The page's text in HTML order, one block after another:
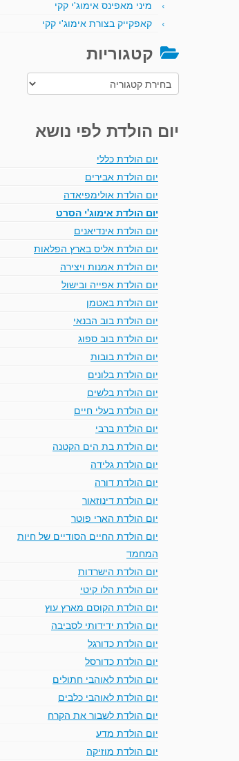
מיני מאפינס אימוג'י קקי
קאפקייק בצורת אימוג'י קקי
קטגוריות
קטגוריות
יום הולדת לפי נושא
יום הולדת כללי
יום הולדת אבירים
יום הולדת אולימפיאדה
יום הולדת אימוג'י הסרט
יום הולדת אינדיאנים
יום הולדת אליס בארץ הפלאות
יום הולדת אמנות ויצירה
יום הולדת אפייה ובישול
יום הולדת באטמן
יום הולדת בוב הבנאי
יום הולדת בוב ספוג
יום הולדת בובות
יום הולדת בלונים
יום הולדת בלשים
יום הולדת בעלי חיים
יום הולדת ברבי
יום הולדת בת הים הקטנה
יום הולדת גלידה
יום הולדת דורה
יום הולדת דינוזאור
יום הולדת הארי פוטר
יום הולדת החיים הסודיים של חיות
המחמד
יום הולדת הישרדות
יום הולדת הלו קיטי
יום הולדת הקוסם מארץ עוץ
יום הולדת ידידותי לסביבה
יום הולדת כדורגל
יום הולדת כדורסל
יום הולדת לאוהבי חתולים
יום הולדת לאוהבי כלבים
יום הולדת לשבור את הקרח
יום הולדת מדע
יום הולדת מוזיקה